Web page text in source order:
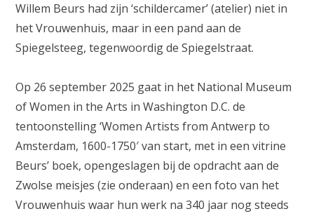
Willem Beurs had zijn ‘schildercamer’ (atelier) niet in
het Vrouwenhuis, maar in een pand aan de
Spiegelsteeg, tegenwoordig de Spiegelstraat.
Op 26 september 2025 gaat in het National Museum
of Women in the Arts in Washington D.C. de
tentoonstelling ‘Women Artists from Antwerp to
Amsterdam, 1600-1750′ van start, met in een vitrine
Beurs’ boek, opengeslagen bij de opdracht aan de
Zwolse meisjes (zie onderaan) en een foto van het
Vrouwenhuis waar hun werk na 340 jaar nog steeds